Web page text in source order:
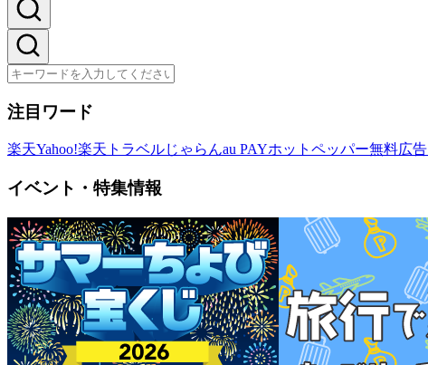
注目ワード
楽天Yahoo!楽天トラベルじゃらんau PAYホットペッパー無料広告
イベント・特集情報